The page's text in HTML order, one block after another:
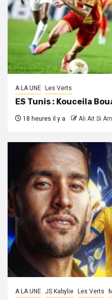
A LA UNE Les Verts
ES Tunis : Kouceila
18 heures il y a Ali Ait Si
A LA UNE JS Kabylie Les Verts